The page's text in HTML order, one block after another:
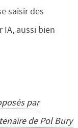
saisir des
aussi bien
par
de Pol Bury